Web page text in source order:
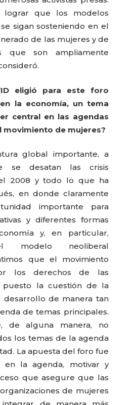
lograr que los modelos
sigan sosteniendo en el
de las mujeres y de
que son ampliamente
eligió para este foro
la economía, un tema
central en las agendas
movimiento de mujeres?
global importante, a
se desatan las crisis
2008 y todo lo que ha
en donde claramente
importante para
y diferentes formas
y, en particular,
modelo neoliberal
que el movimiento
los derechos de las
puesto la cuestión de la
desarrollo de manera tan
de temas principales.
de alguna manera, no
los temas de la agenda
La apuesta del foro fue
la agenda, motivar y
que asegure que las
de mujeres